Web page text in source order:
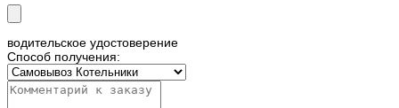
водительское удостоверение
Способ получения: